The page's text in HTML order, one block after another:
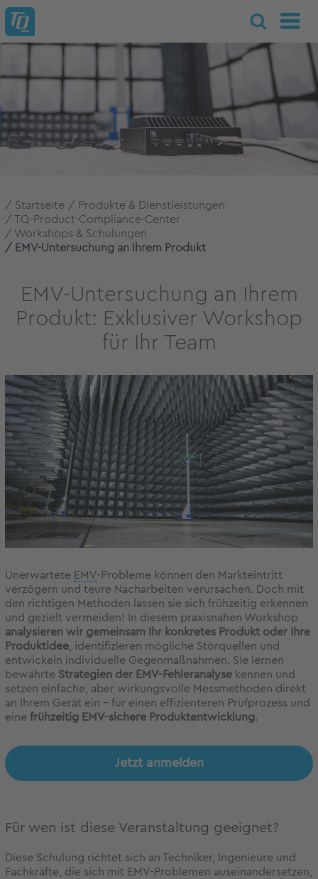
Startseite
Produkte & Dienstleistungen
TQ-Product-Compliance-Center
Workshops & Schulungen
EMV-Untersuchung an Ihrem Produkt
EMV-Untersuchung an Ihrem
Produkt: Exklusiver Workshop
für Ihr Team
Unerwartete EMV-Probleme können den Markteintritt
verzögern und teure Nacharbeiten verursachen. Doch mit
den richtigen Methoden lassen sie sich frühzeitig erkennen
und gezielt vermeiden! In diesem praxisnahen Workshop
analysieren wir gemeinsam Ihr konkretes Produkt oder Ihre
Produktidee, identifizieren mögliche Störquellen und
entwickeln individuelle Gegenmaßnahmen. Sie lernen
bewährte Strategien der EMV-Fehleranalyse kennen und
setzen einfache, aber wirkungsvolle Messmethoden direkt
an Ihrem Gerät ein – für einen effizienteren Prüfprozess und
eine frühzeitig EMV-sichere Produktentwicklung.
Jetzt anmelden
Für wen ist diese Veranstaltung geeignet?
Diese Schulung richtet sich an Techniker, Ingenieure und
Fachkräfte, die sich mit EMV-Problemen auseinandersetzen,